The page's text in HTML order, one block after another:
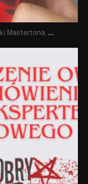
Mastertona, ...